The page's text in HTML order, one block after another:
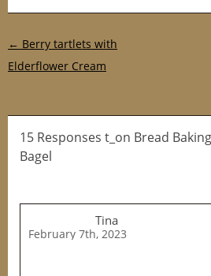
Post navigation
← Berry tartlets with
Elderflower Cream
15 Responses t_on Bread
Bagel
Tina
February 7th, 2023